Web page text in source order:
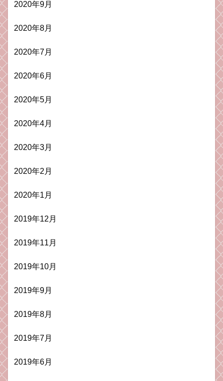
2020年9月
2020年8月
2020年7月
2020年6月
2020年5月
2020年4月
2020年3月
2020年2月
2020年1月
2019年12月
2019年11月
2019年10月
2019年9月
2019年8月
2019年7月
2019年6月